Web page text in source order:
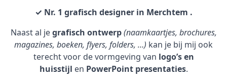
✓ Nr. 1 grafisch designer in Merchtem .
Naast al jegrafisch ontwerp (naamkaartjes, brochures,
magazines, boeken, flyers, folders, …) kan je bij mij ook
terecht voor de vormgeving van logo’s en
huisstijl en PowerPoint presentaties.